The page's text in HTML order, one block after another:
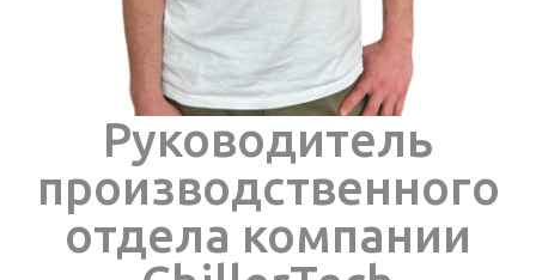
Руководитель
производственного
отдела компании